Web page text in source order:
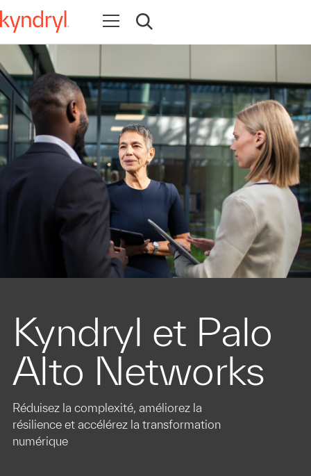
Ouvrir la navigation
Ouvrir la recherche
Kyndryl et Palo
Alto Networks
Réduisez la complexité, améliorez la
résilience et accélérez la transformation
numérique